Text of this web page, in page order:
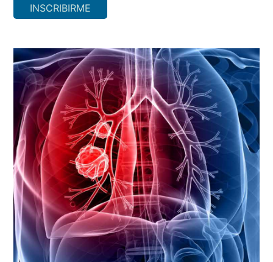
INSCRIBIRME